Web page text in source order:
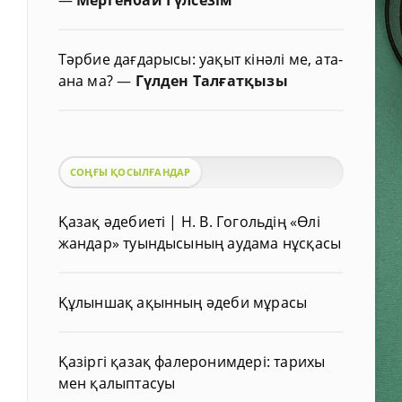
Тәрбие дағдарысы: уақыт кінәлі ме, ата-
ана ма?— Гүлден Талғатқызы
СОҢҒЫ ҚОСЫЛҒАНДАР
Қазақ әдебиеті | Н. В. Гогольдің «Өлі
жандар» туындысының аудама нұсқасы
Құлыншақ ақынның әдеби мұрасы
Қазіргі қазақ фалеронимдері: тарихы
мен қалыптасуы